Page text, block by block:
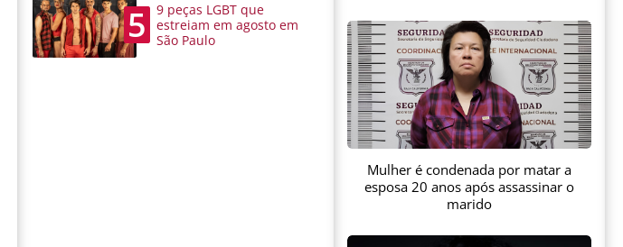
5
9 peças LGBT que
estreiam em agosto em
São Paulo
Mulher é condenada por matar a
esposa 20 anos após assassinar o
marido